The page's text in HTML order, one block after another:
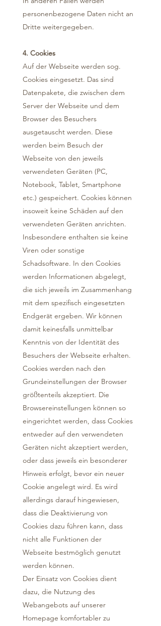
personenbezogene Daten nicht an
Dritte weitergegeben.
4. Cookies
Auf der Webseite werden sog.
Cookies eingesetzt. Das sind
Datenpakete, die zwischen dem
Server der Webseite und dem
Browser des Besuchers
ausgetauscht werden. Diese
werden beim Besuch der
Webseite von den jeweils
verwendeten Geräten (PC,
Notebook, Tablet, Smartphone
etc.) gespeichert. Cookies können
insoweit keine Schäden auf den
verwendeten Geräten anrichten.
Insbesondere enthalten sie keine
Viren oder sonstige
Schadsoftware. In den Cookies
werden Informationen abgelegt,
die sich jeweils im Zusammenhang
mit dem spezifisch eingesetzten
Endgerät ergeben. Wir können
damit keinesfalls unmittelbar
Kenntnis von der Identität des
Besuchers der Webseite erhalten.
Cookies werden nach den
Grundeinstellungen der Browser
größtenteils akzeptiert. Die
Browsereinstellungen können so
eingerichtet werden, dass Cookies
entweder auf den verwendeten
Geräten nicht akzeptiert werden,
oder dass jeweils ein besonderer
Hinweis erfolgt, bevor ein neuer
Cookie angelegt wird. Es wird
allerdings darauf hingewiesen,
dass die Deaktivierung von
Cookies dazu führen kann, dass
nicht alle Funktionen der
Webseite bestmöglich genutzt
werden können.
Der Einsatz von Cookies dient
dazu, die Nutzung des
Webangebots auf unserer
Homepage komfortabler zu